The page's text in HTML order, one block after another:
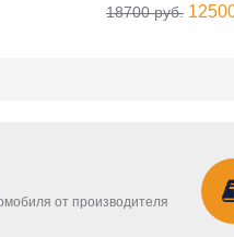
18700 руб.
от производителя